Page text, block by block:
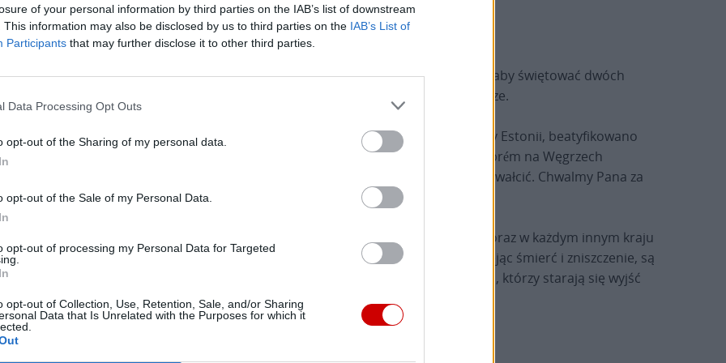
of your personal information by third parties on the IAB’s list of downstream
This information may also be disclosed by us to third parties on the IAB’s List of
Participants that may further disclose it to other third parties.
Data Processing Opt Outs
opt-out of the Sharing of my personal data.
opt-out of the Sale of my Personal Data.
opt-out of processing my Personal Data for Targeted
opt-out of Collection, Use, Retention, Sale, and/or Sharing
Data that Is Unrelated with the Purposes for which it
pragnę pozdrowić i podziękować wszystkim, którzy tak licznie przybyli, aby świętować dwóch
i prezbiterów. Z wyrazami szacunku witam oficjalne delegacje i dostojne władze.
wzbogacił się również o dwoje nowych Błogosławionych. W Tallinie, stolicy Estonii, beatyfikowano
w 1942 r. podczas prześladowań Kościoła przez reżim sowiecki. W Veszprém na Węgrzech
kobietę, zamordowaną w 1945 r. za opór wobec żołnierzy, którzy chcieli ją zgwałcić. Chwalmy Pana za
Ewangelii!
nasze nieustanne modlitwy o pokój, zwłaszcza w Ziemi Świętej i na Ukrainie, oraz w każdym innym kraju
słuchajcie głosu sumienia! Pozorne zwycięstwa osiągnięte za pomocą broni, siejąc śmierć i zniszczenie, są
i bezpieczeństwa! Bóg nie chce wojny, Bóg chce pokoju i Bóg wspiera tych, którzy starają się wyjść